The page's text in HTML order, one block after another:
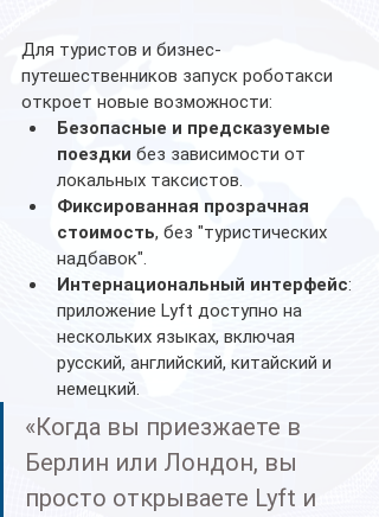
Для туристов и бизнес-
путешественников запуск роботакси
откроет новые возможности:
Безопасные и предсказуемые
поездки без зависимости от
локальных таксистов.
Фиксированная прозрачная
стоимость, без "туристических
надбавок".
Интернациональный интерфейс:
приложение Lyft доступно на
нескольких языках, включая
русский, английский, китайский и
немецкий.
«Когда вы приезжаете в
Берлин или Лондон, вы
просто открываете Lyft и